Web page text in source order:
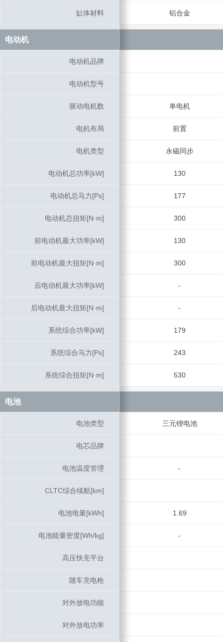
缸体材料 铝合金
电动机
电动机品牌
电动机型号
驱动电机数 单电机
电机布局 前置
电机类型 永磁同步
电动机总功率[kW] 130
电动机总马力[Ps] 177
电动机总扭矩[N·m] 300
前电动机最大功率[kW] 130
前电动机最大扭矩[N·m] 300
后电动机最大功率[kW] -
后电动机最大扭矩[N·m] -
系统综合功率[kW] 179
系统综合马力[Ps] 243
系统综合扭矩[N·m] 530
电池
电池类型 三元锂电池
电芯品牌
电池温度管理 -
CLTC综合续航[km]
电池电量[kWh] 1.69
电池能量密度[Wh/kg] -
高压快充平台
随车充电枪
对外放电功能
对外放电功率
缸体材料
电动机
电动机品牌
电动机型号
驱动电机数
电机布局
电机类型
电动机总功率[kW]
电动机总马力[Ps]
电动机总扭矩[N·m]
前电动机最大功率[kW]
前电动机最大扭矩[N·m]
后电动机最大功率[kW]
后电动机最大扭矩[N·m]
系统综合功率[kW]
系统综合马力[Ps]
系统综合扭矩[N·m]
电池
电池类型
电芯品牌
电池温度管理
CLTC综合续航[km]
电池电量[kWh]
电池能量密度[Wh/kg]
高压快充平台
随车充电枪
对外放电功能
对外放电功率